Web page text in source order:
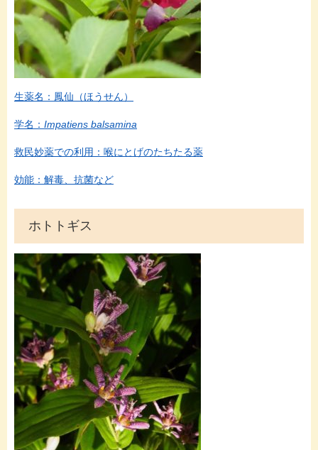
生薬名：鳳仙（ほうせん）
学名： Impatiens balsamina
救民妙薬での利用：喉にとげのたちたる薬
効能：解毒、抗菌など
ホトトギス